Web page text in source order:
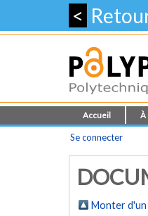
<
Accueil À
Se connecter
Monter d'un